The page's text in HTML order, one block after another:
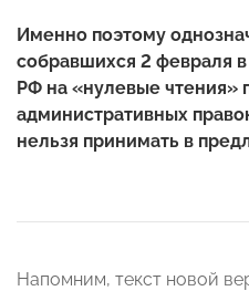
Именно поэтому
собравшихся 2 февраля
РФ на «нулевые чтения»
административных
нельзя принимать в
Напомним, текст новой